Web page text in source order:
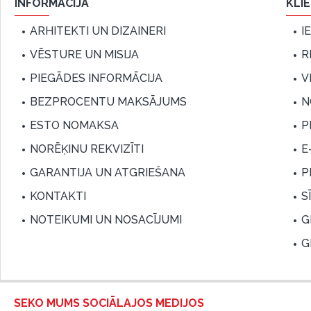
INFORMĀCIJA
ARHITEKTI UN DIZAINERI
VĒSTURE UN MISIJA
PIEGĀDES INFORMĀCIJA
BEZPROCENTU MAKSĀJUMS
ESTO NOMAKSA
NORĒĶINU REKVIZĪTI
GARANTIJA UN ATGRIEŠANA
KONTAKTI
NOTEIKUMI UN NOSACĪJUMI
SEKO MUMS SOCIĀLAJOS MEDIJOS